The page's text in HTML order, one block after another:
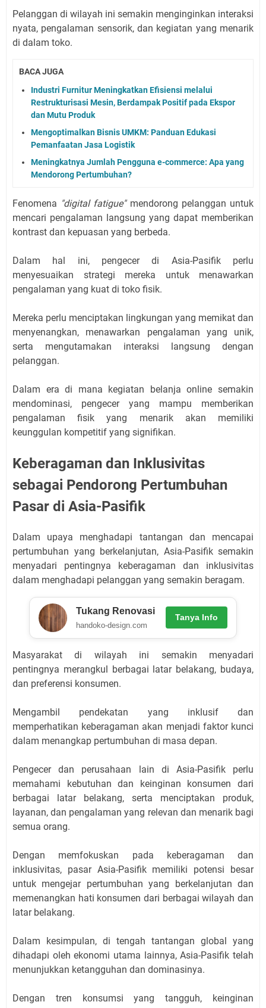
Pelanggan di wilayah ini semakin menginginkan interaksi
nyata, pengalaman sensorik, dan kegiatan yang menarik
di dalam toko.
BACA JUGA
Industri Furnitur Meningkatkan Efisiensi melalui
Restrukturisasi Mesin, Berdampak Positif pada Ekspor
dan Mutu Produk
Mengoptimalkan Bisnis UMKM: Panduan Edukasi
Pemanfaatan Jasa Logistik
Meningkatnya Jumlah Pengguna e-commerce: Apa yang
Mendorong Pertumbuhan?
Fenomena "digital fatigue"mendorong pelanggan untuk
mencari pengalaman langsung yang dapat memberikan
kontrast dan kepuasan yang berbeda.
Dalam hal ini, pengecer di Asia-Pasifik perlu
menyesuaikan strategi mereka untuk menawarkan
pengalaman yang kuat di toko fisik.
Mereka perlu menciptakan lingkungan yang memikat dan
menyenangkan, menawarkan pengalaman yang unik,
serta mengutamakan interaksi langsung dengan
pelanggan.
Dalam era di mana kegiatan belanja online semakin
mendominasi, pengecer yang mampu memberikan
pengalaman fisik yang menarik akan memiliki
keunggulan kompetitif yang signifikan.
Keberagaman dan Inklusivitas
sebagai Pendorong Pertumbuhan
Pasar di Asia-Pasifik
Dalam upaya menghadapi tantangan dan mencapai
pertumbuhan yang berkelanjutan, Asia-Pasifik semakin
menyadari pentingnya keberagaman dan inklusivitas
dalam menghadapi pelanggan yang semakin beragam.
Tukang Renovasi
handoko-design.com
Tanya Info
Masyarakat di wilayah ini semakin menyadari
pentingnya merangkul berbagai latar belakang, budaya,
dan preferensi konsumen.
Mengambil pendekatan yang inklusif dan
memperhatikan keberagaman akan menjadi faktor kunci
dalam menangkap pertumbuhan di masa depan.
Pengecer dan perusahaan lain di Asia-Pasifik perlu
memahami kebutuhan dan keinginan konsumen dari
berbagai latar belakang, serta menciptakan produk,
layanan, dan pengalaman yang relevan dan menarik bagi
semua orang.
Dengan memfokuskan pada keberagaman dan
inklusivitas, pasar Asia-Pasifik memiliki potensi besar
untuk mengejar pertumbuhan yang berkelanjutan dan
memenangkan hati konsumen dari berbagai wilayah dan
latar belakang.
Dalam kesimpulan, di tengah tantangan global yang
dihadapi oleh ekonomi utama lainnya, Asia-Pasifik telah
menunjukkan ketangguhan dan dominasinya.
Dengan tren konsumsi yang tangguh, keinginan